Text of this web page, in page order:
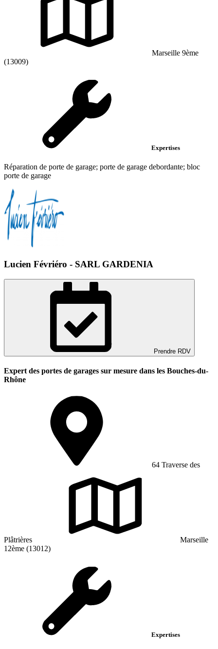
Marseille 9ème
(13009)
Expertises
Réparation de porte de garage; porte de garage debordante; bloc
porte de garage
Lucien Févriéro - SARL GARDENIA
Prendre RDV
Expert des portes de garages sur mesure dans les Bouches-du-
Rhône
64 Traverse des
Plâtrières
Marseille
12ème (13012)
Expertises